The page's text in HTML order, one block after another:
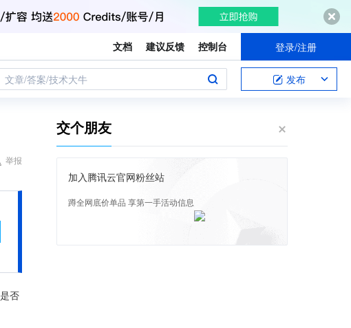
文档 建议反馈 控制台 登录/注册
文章/答案/技术大牛 发布
举报
否
交个朋友
加入腾讯云官网粉丝站
蹲全网底价单品 享第一手活动信息